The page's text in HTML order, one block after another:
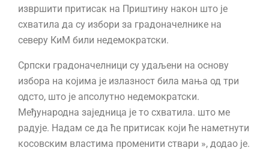
извршити притисак на Приштину након што је
схватила да су избори за градоначелнике на
северу КиМ били недемократски.
Српски градоначелници су удаљени на основу
избора на којима је излазност била мања од три
одсто, што је апсолутно недемократски.
Међународна заједница је то схватила. што ме
радује. Надам се да ће притисак који ће наметнути
косовским властима променити ствари », додао је.